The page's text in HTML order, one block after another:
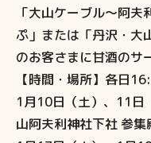
「大山ケーブル～阿
ぷ」または「丹沢・大
のお客さまに甘酒のサ
【時間・場所】各日
1月10日（土）、11日
山阿夫利神社下社 参集